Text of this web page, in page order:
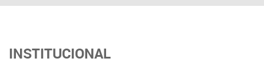
INSTITUCIONAL